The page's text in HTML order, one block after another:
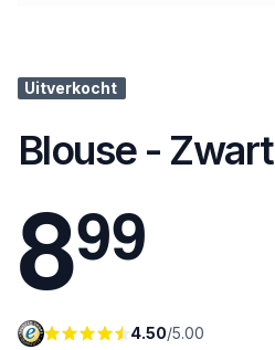
Uitverkocht
Blouse - Zwart
899
4.50/5.00